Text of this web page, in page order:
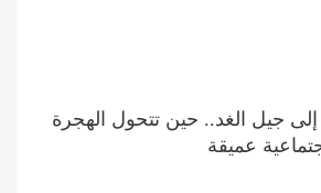
جيل الغد.. حين تتحول الهجرة
عميقة